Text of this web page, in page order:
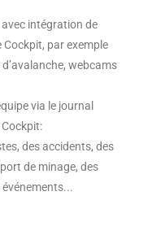
intégration de
par exemple
webcams
via le journal
des accidents, des
de minage, des
événements...